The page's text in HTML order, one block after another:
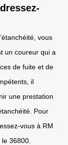
vous
un coureur qui a
de fuite et de
il
une prestation
Pour
vous à RM
36800.